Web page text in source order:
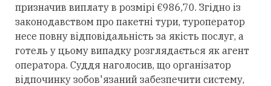
призначив виплату в розмірі €986,70. Згідно із
законодавством про пакетні тури, туроператор
несе повну відповідальність за якість послуг, а
готель у цьому випадку розглядається як агент
оператора. Суддя наголосив, що організатор
відпочинку зобов'язаний забезпечити систему,